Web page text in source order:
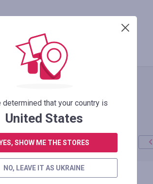
ОТЗЫВ
determined that your country is
United States
SHOW ME THE STORES
NO, LEAVE IT AS UKRAINE